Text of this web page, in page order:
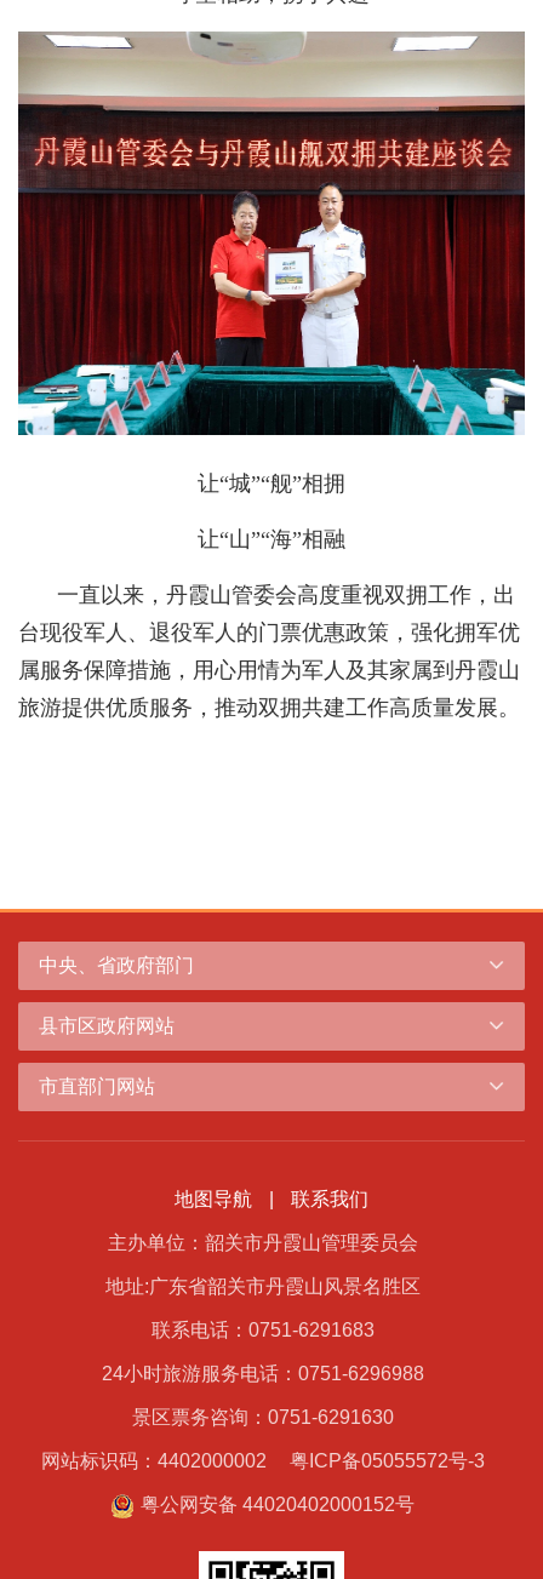
让“城”“舰”相拥
让“山”“海”相融
一直以来，丹霞山管委会高度重视双拥工作，出
台现役军人、退役军人的门票优惠政策，强化拥军优
属服务保障措施，用心用情为军人及其家属到丹霞山
旅游提供优质服务，推动双拥共建工作高质量发展。
中央、省政府部门
县市区政府网站
市直部门网站
地图导航 联系我们
主办单位：韶关市丹霞山管理委员会
地址:广东省韶关市丹霞山风景名胜区
联系电话：0751-6291683
24小时旅游服务电话：0751-6296988
景区票务咨询：0751-6291630
网站标识码：4402000002 粤ICP备05055572号-3
粤公网安备 44020402000152号